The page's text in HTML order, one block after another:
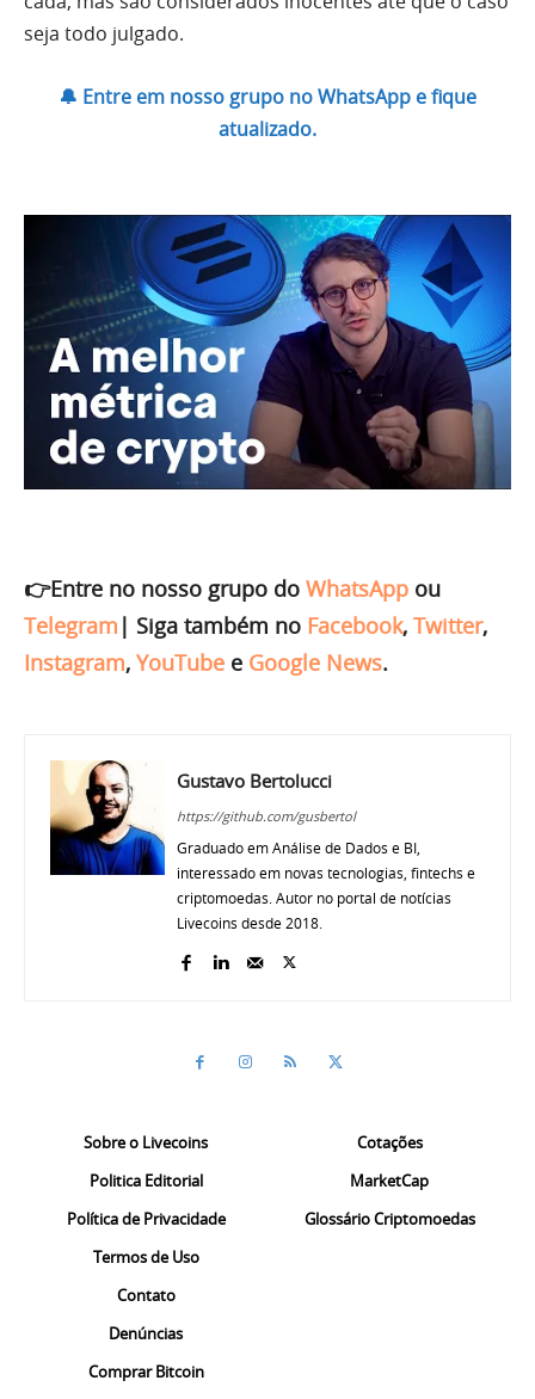
seja todo julgado.
🔔 Entre em nosso grupo no WhatsApp e fique
atualizado.
👉Entre no nosso grupo do WhatsApp ou
Telegram | Siga também no Facebook, Twitter,
Instagram, YouTube e Google News.
Gustavo Bertolucci
https://github.com/gusbertol
Graduado em Análise de Dados e BI,
interessado em novas tecnologias, fintechs e
criptomoedas. Autor no portal de notícias
Livecoins desde 2018.
Sobre o Livecoins
Politica Editorial
Política de Privacidade
Termos de Uso
Contato
Denúncias
Comprar Bitcoin
Cotações
MarketCap
Glossário Criptomoedas